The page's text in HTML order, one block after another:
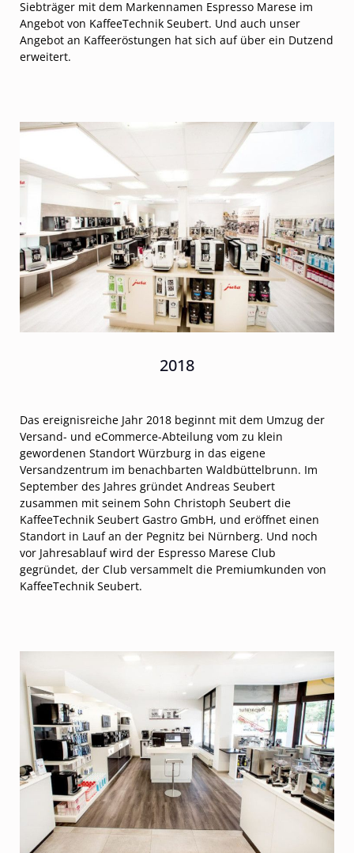
Siebträger mit dem Markennamen Espresso Marese im
Angebot von KaffeeTechnik Seubert. Und auch unser
Angebot an Kaffeeröstungen hat sich auf über ein Dutzend
erweitert.
2018
Das ereignisreiche Jahr 2018 beginnt mit dem Umzug der
Versand- und eCommerce-Abteilung vom zu klein
gewordenen Standort Würzburg in das eigene
Versandzentrum im benachbarten Waldbüttelbrunn. Im
September des Jahres gründet Andreas Seubert
zusammen mit seinem Sohn Christoph Seubert die
KaffeeTechnik Seubert Gastro GmbH, und eröffnet einen
Standort in Lauf an der Pegnitz bei Nürnberg. Und noch
vor Jahresablauf wird der Espresso Marese Club
gegründet, der Club versammelt die Premiumkunden von
KaffeeTechnik Seubert.